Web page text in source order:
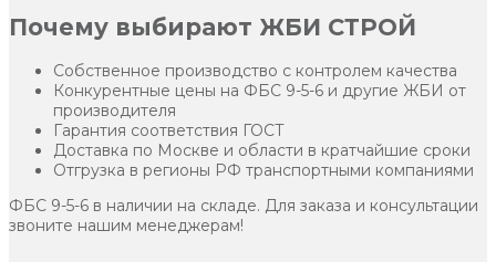
Почему выбирают ЖБИ СТРОЙ
Собственное производство с контролем качества
Конкурентные цены на ФБС 9-5-6 и другие ЖБИ от
производителя
Гарантия соответствия ГОСТ
Доставка по Москве и области в кратчайшие сроки
Отгрузка в регионы РФ транспортными компаниями
ФБС 9-5-6 в наличии на складе. Для заказа и консультации
звоните нашим менеджерам!